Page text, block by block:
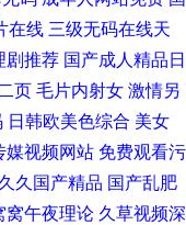
在线 三级无码在线天
剧推荐 国产成人精品日
页 毛片内射女 激情另
日韩欧美色综合 美女
媒视频网站 免费观看污
久国产精品 国产乱肥
窝午夜理论 久草视频深